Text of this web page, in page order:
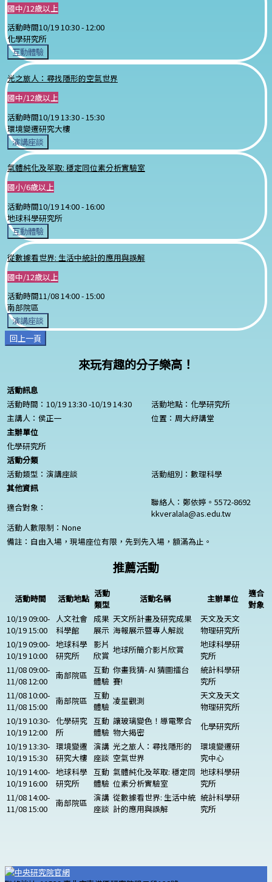
國中/12歲以上
活動時間10/19 10:30 -12:00
化學研究所
互動體驗
光之旅人：尋找隱形的空氣世界
國中/12歲以上
活動時間10/19 13:30 - 15:30
環境變遷研究大樓
演講座談
氣體純化及萃取: 穩定同位素分析實驗室
國小/6歲以上
活動時間10/19 14:00 -16:00
地球科學研究所
互動體驗
從數據看世界: 生活中統計的應用與誤解
國中/12歲以上
活動時間11/08 14:00 -15:00
南部院區
演講座談
回上一頁
來玩有趣的分子樂高！
活動訊息
活動時間：10/19 13:30 -10/19 14:30
活動地點：化學研究所
主講人：侯正一
位置：周大紓講堂
主辦單位
化學研究所
活動分類
活動類型：演講座談
活動組別：數理科學
其他資訊
適合對象：
聯絡人：鄭依婷。5572-8692
kkveralala@as.edu.tw
活動人數限制： None
備註：自由入場，現場座位有限，先到先入場，額滿為止。
推薦活動
活動時間 活動地點 活動
類型
活動名稱 主辦單位
適合
對象
10/19 09:00-
10/19 15:00
人文社會
科學館
成果
展示
天文所計畫及研究成果
海報展示暨專人解說
天文及天文
物理研究所
10/19 09:00-
10/19 10:00
地球科學
研究所
影片
欣賞
地球所簡介影片欣賞
地球科學研
究所
11/08 09:00-
11/08 12:00
南部院區
互動
體驗
你畫我猜- AI 猜圖擂台
賽!
統計科學研
究所
11/08 10:00-
11/08 15:00
南部院區
互動
體驗
凌星觀測
天文及天文
物理研究所
10/19 10:30-
10/19 12:00
化學研究
所
互動
體驗
讓玻璃變色！導電聚合
物大揭密
化學研究所
10/19 13:30-
10/19 15:30
環境變遷
研究大樓
演講
座談
光之旅人：尋找隱形的
空氣世界
環境變遷研
究中心
10/19 14:00-
10/19 16:00
地球科學
研究所
互動
體驗
氣體純化及萃取: 穩定同
位素分析實驗室
地球科學研
究所
11/08 14:00-
11/08 15:00
南部院區 演講
座談
從數據看世界: 生活中統
計的應用與誤解
統計科學研
究所